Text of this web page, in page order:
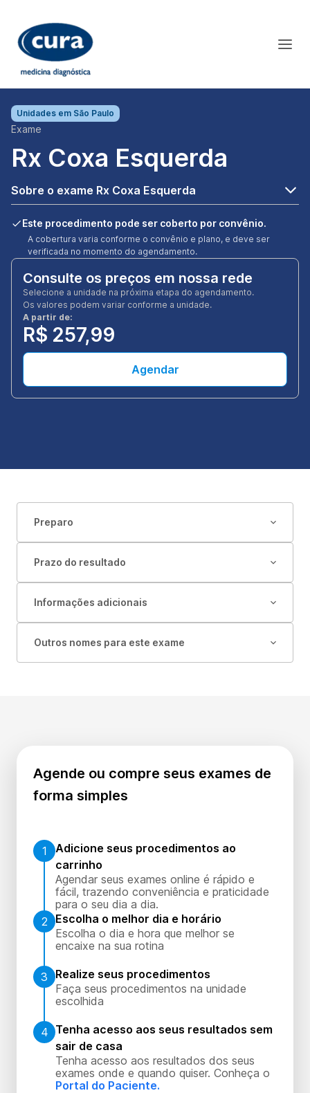
Unidades em São Paulo
Exame
Rx Coxa Esquerda
Sobre o exame Rx Coxa Esquerda
Este procedimento pode ser coberto por convênio.
A cobertura varia conforme o convênio e plano, e deve ser
verificada no momento do agendamento.
Consulte os preços em nossa rede
Selecione a unidade na próxima etapa do agendamento.
Os valores podem variar conforme a unidade.
A partir de:
R$ 257,99
Agendar
Preparo
Prazo do resultado
Informações adicionais
Outros nomes para este exame
Agende ou compre seus exames de
forma simples
1
Adicione seus procedimentos ao
carrinho
Agendar seus exames online é rápido e
fácil, trazendo conveniência e praticidade
para o seu dia a dia.
2
Escolha o melhor dia e horário
Escolha o dia e hora que melhor se
encaixe na sua rotina
3
Realize seus procedimentos
Faça seus procedimentos na unidade
escolhida
4 Tenha acesso aos seus resultados sem
sair de casa
Tenha acesso aos resultados dos seus
exames onde e quando quiser. Conheça o
Portal do Paciente.